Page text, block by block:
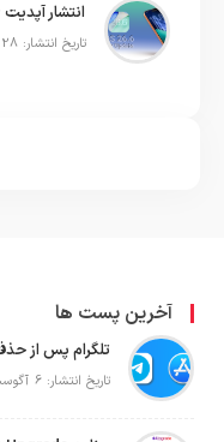
انتشار آپدیت iOS 26.6 و iPadOS 26.6
تاریخ انتشار: 28 جولای 2026
آخرین پست ها
تلگرام پس از
تاریخ انتشار: 6 آگوست 2026